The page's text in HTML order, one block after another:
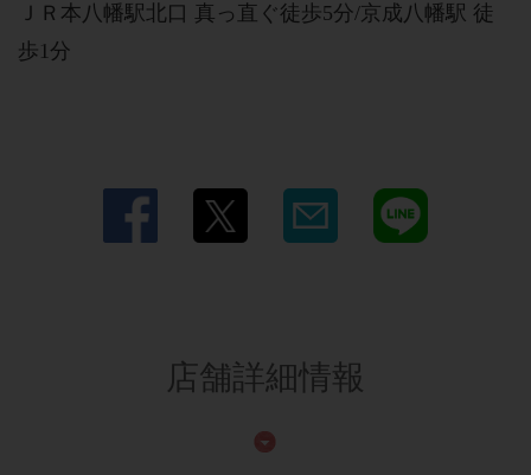
ＪＲ本八幡駅北口 真っ直ぐ徒歩5分/京成八幡駅 徒
歩1分
店舗詳細情報